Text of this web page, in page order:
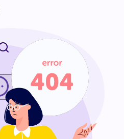
Rozpocznij chat